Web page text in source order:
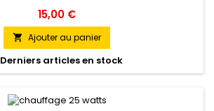
Prix
15,00 €
 Ajouter au panier
Derniers articles en stock